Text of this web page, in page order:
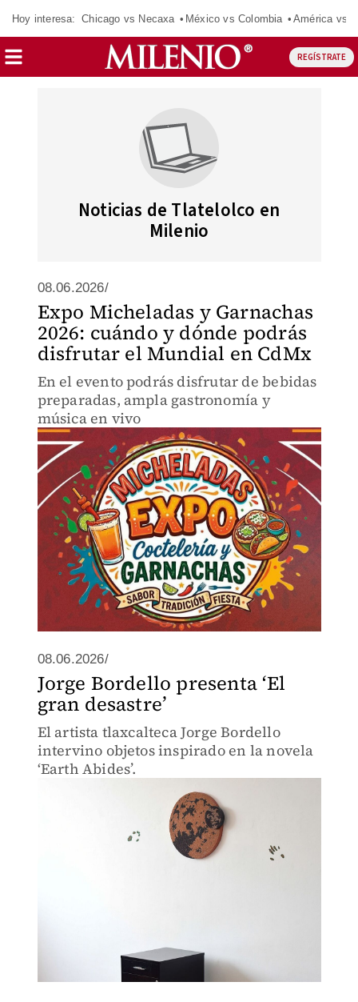
Hoy interesa: Chicago vs Necaxa México vs Colombia América vs
REGÍSTRATE
Noticias de Tlatelolco en
Milenio
08.06.2026/
Expo Micheladas y Garnachas
2026: cuándo y dónde podrás
disfrutar el Mundial en CdMx
En el evento podrás disfrutar de bebidas
preparadas, ampla gastronomía y
música en vivo
08.06.2026/
Jorge Bordello presenta ‘El
gran desastre’
El artista tlaxcalteca Jorge Bordello
intervino objetos inspirado en la novela
‘Earth Abides’.